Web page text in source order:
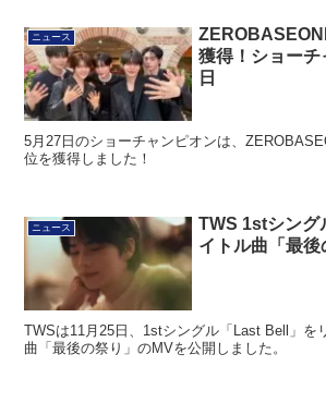
ニュース
獲得！ショー
日
5月27日のショーチャンピオンは、
位を獲得しました！
ニュース
TWS 1stシング
イトル曲「最後
TWSは11月25日、1stシングル「Last Bell」を
曲「最後の祭り」のMVを公開しました。